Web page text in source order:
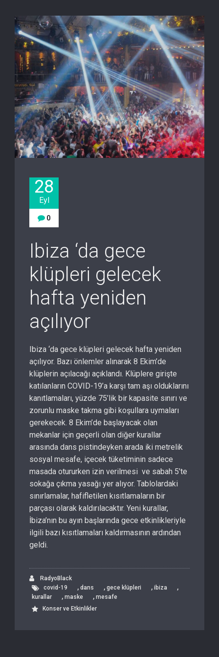
28
Eyl
0
Ibiza ‘da gece
klüpleri gelecek
hafta yeniden
açılıyor
Ibiza ‘da gece klüpleri gelecek hafta yeniden
açılıyor. Bazı önlemler alınarak 8 Ekim’de
klüplerin açılacağı açıklandı. Klüplere girişte
katılanların COVID-19’a karşı tam aşı olduklarını
kanıtlamaları, yüzde 75’lik bir kapasite sınırı ve
zorunlu maske takma gibi koşullara uymaları
gerekecek. 8 Ekim’de başlayacak olan
mekanlar için geçerli olan diğer kurallar
arasında dans pistindeyken arada iki metrelik
sosyal mesafe, içecek tüketiminin sadece
masada otururken izin verilmesi ve sabah 5’te
sokağa çıkma yasağı yer alıyor. Tablolardaki
sınırlamalar, hafifletilen kısıtlamaların bir
parçası olarak kaldırılacaktır. Yeni kurallar,
İbiza’nın bu ayın başlarında gece etkinlikleriyle
ilgili bazı kısıtlamaları kaldırmasının ardından
geldi.
RadyoBlack
covid-19
, dans , gece klüpleri , ibiza ,
kurallar , maske , mesafe
Konser ve Etkinlikler